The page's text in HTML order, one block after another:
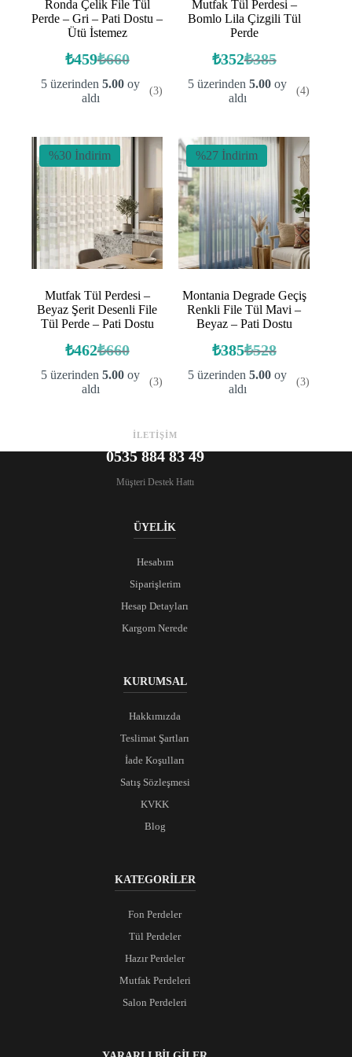
Ronda Çelik File Tül
Perde – Gri – Pati Dostu –
Ütü İstemez
₺660
Orijinal
fiyat:
₺660.
₺459Şu
andaki
fiyat:
5 üzerinden5.00 oy
aldı
(3)
Mutfak Tül Perdesi –
Bomlo Lila Çizgili Tül
Perde
₺385
Orijinal
fiyat:
₺385.
₺352Şu
andaki
fiyat:
5 üzerinden5.00 oy
aldı
(4)
%30 İndirim
Mutfak Tül Perdesi –
Beyaz Şerit Desenli File
Tül Perde – Pati Dostu
₺660
Orijinal
fiyat:
₺660.
₺462Şu
andaki
fiyat:
5 üzerinden5.00 oy
aldı
(3)
%27 İndirim
Montania Degrade Geçiş
Renkli File Tül Mavi –
Beyaz – Pati Dostu
₺528
Orijinal
fiyat:
₺528.
₺385Şu
andaki
fiyat:
5 üzerinden5.00 oy
aldı
(3)
İLETİŞİM
0535 884 83 49
Müşteri Destek Hattı
ÜYELİK
Hesabım
Siparişlerim
Hesap Detayları
Kargom Nerede
KURUMSAL
Hakkımızda
Teslimat Şartları
İade Koşulları
Satış Sözleşmesi
KVKK
Blog
KATEGORİLER
Fon Perdeler
Tül Perdeler
Hazır Perdeler
Mutfak Perdeleri
Salon Perdeleri